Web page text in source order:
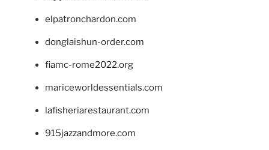
elpatronchardon.com
donglaishun-order.com
fiamc-rome2022.org
mariceworldessentials.com
lafisheriarestaurant.com
915jazzandmore.com